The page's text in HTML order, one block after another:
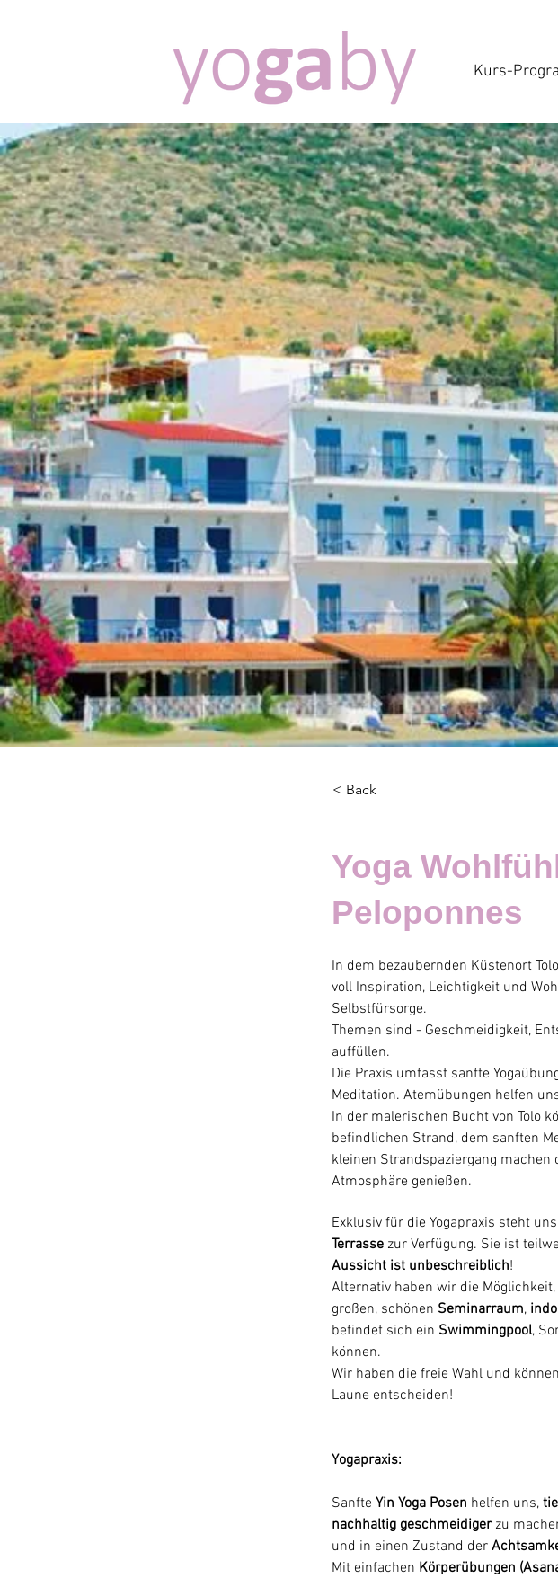
Kurs-
< Back
Yoga
Peloponnes
In dem bezaubernden Küstenort
voll Inspiration, Leichtigkeit und
Selbstfürsorge.
Themen sind - Geschmeidigkeit,
auffüllen.
Die Praxis umfasst sanfte
Meditation. Atemübungen helfen
In der malerischen Bucht von Tolo
befindlichen Strand, dem sanften
kleinen Strandspaziergang
Atmosphäre genießen.
Exklusiv für die Yogapraxis steht
Terrasse zur Verfügung. Sie ist
Aussicht ist unbeschreiblich!
Alternativ haben wir die
großen, schönen Seminarraum,
befindet sich ein Swimmingpool,
können.
Wir haben die freie Wahl und
Laune entscheiden!
Yogapraxis:
Sanfte Yin Yoga Posen helfen uns,
nachhaltig geschmeidiger zu
und in einen Zustand der
Mit einfachen Körperübungen